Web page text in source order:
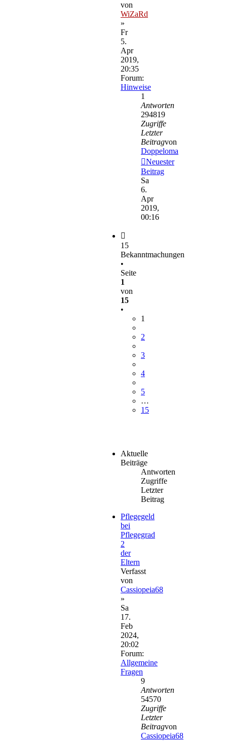
von
WiZaRd
»
Fr
5.
Apr
2019,
20:35
Forum:
Hinweise
1
Antworten
294819
Zugriffe
Letzter
Beitragvon
Doppeloma
Neuester
Beitrag
Sa
6.
Apr
2019,
00:16
15
Bekanntmachungen
•
Seite
1
von
15
•
1
2
3
4
5
…
15
Aktuelle
Beiträge
Antworten
Zugriffe
Letzter
Beitrag
Pflegegeld
bei
Pflegegrad
2
der
Eltern
Verfasst
von
Cassiopeia68
»
Sa
17.
Feb
2024,
20:02
Forum:
Allgemeine
Fragen
9
Antworten
54570
Zugriffe
Letzter
Beitragvon
Cassiopeia68